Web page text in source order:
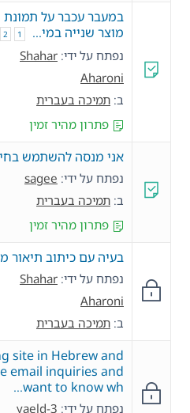
במעבר עכבר על תמונת
מוצר שנייה במי…
1
2
נפתח על ידי: Shahar
Aharoni
ב: תמיכה בעברית
פתרון מהיר זמין
אני מנסה להשתמש
נפתח על ידי: sagee
ב: תמיכה בעברית
פתרון מהיר זמין
בעיה עם כיתוב תיאור
נפתח על ידי: Shahar
Aharoni
ב: תמיכה בעברית
site in Hebrew and
email inquiries and
want to know wh…
נפתח על ידי: yaeld-3